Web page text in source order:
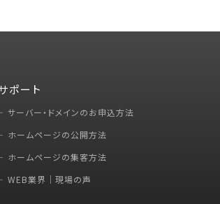
ポート
サーバー・ドメインのお申込方法
ホームページの公開方法
ホームページの集客方法
WEB業界｜現場の声